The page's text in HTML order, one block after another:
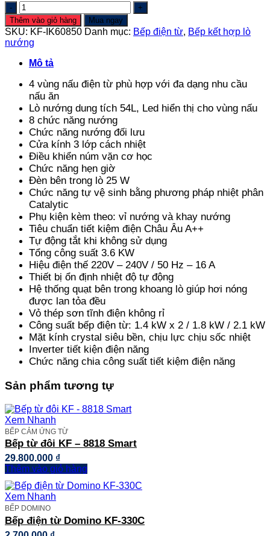
Bếp
kết
hợp
lò
nướng
KF-
IK60850
số
lượng
Thêm vào giỏ hàng Mua ngay
SKU: KF-IK60850 Danh mục: Bếp điện từ, Bếp kết hợp lò
nướng
Mô tả
4 vùng nấu điện từ phù hợp với đa dạng nhu cầu
nấu ăn
Lò nướng dung tích 54L, Led hiển thị cho vùng nấu
8 chức năng nướng
Chức năng nướng đối lưu
Cửa kính 3 lớp cách nhiệt
Điều khiển núm vặn cơ học
Chức năng hẹn giờ
Đèn bên trong lò 25 W
Chức năng tự vệ sinh bằng phương pháp nhiệt phân
Catalytic
Phụ kiện kèm theo: vỉ nướng và khay nướng
Tiêu chuẩn tiết kiệm điện Châu Âu A++
Tự động tắt khi không sử dụng
Tổng công suất 3.6 KW
Hiệu điện thế 220V – 240V / 50 Hz – 16 A
Thiết bị ổn định nhiệt độ tự động
Hệ thống quạt bên trong khoang lò giúp hơi nóng
được lan tỏa đều
Vỏ thép sơn tĩnh điện không rỉ
Công suất bếp điện từ: 1.4 kW x 2 / 1.8 kW / 2.1 kW
Mặt kính crystal siêu bền, chịu lực chịu sốc nhiệt
Inverter tiết kiện điện năng
Chức năng chia công suất tiết kiệm điện năng
Sản phẩm tương tự
Xem Nhanh
BẾP CẢM ỨNG TỪ
Bếp từ đôi KF – 8818 Smart
29.800.000 ₫
Thêm vào giỏ hàng
Xem Nhanh
BẾP DOMINO
Bếp điện từ Domino KF-330C